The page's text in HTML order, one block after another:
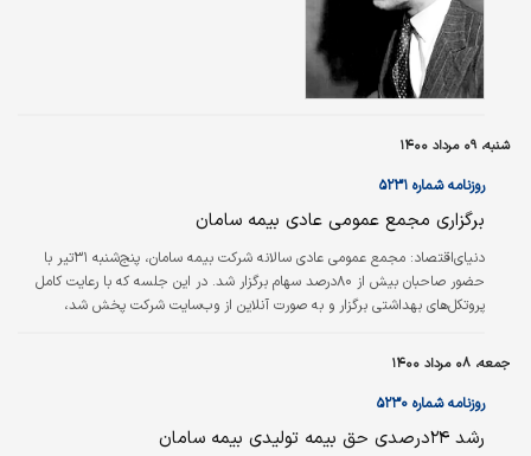
شنبه، ۰۹ مرداد ۱۴۰۰
روزنامه شماره ۵۲۳۱
برگزاری مجمع عمومی عادی بیمه سامان
دنیای‌اقتصاد:
مجمع عمومی عادی سالانه شرکت بیمه سامان، پنج‌شنبه ۳۱تیر با
حضور صاحبان‌ بیش از ۸۰درصد سهام برگزار شد. در این جلسه که با رعایت کامل
پروتکل‌های بهداشتی برگزار و به صورت آنلاین از وب‌سایت شرکت پخش شد،
ابتدا گزارش هیات‌مدیره درباره وضعیت شرکت و نیز عملکرد آن در سال گذشته
قرائت شد و سپس حسابرس و بازرس قانونی در این جلسه گزارش خود را ارائه کرد.
جمعه، ۰۸ مرداد ۱۴۰۰
روزنامه شماره ۵۲۳۰
رشد ۲۴درصدی حق بیمه تولیدی بیمه سامان